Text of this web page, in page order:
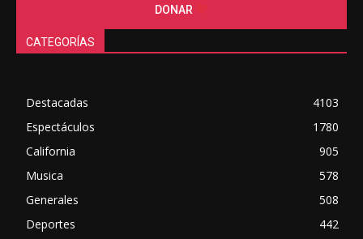
DONAR
CATEGORÍAS
Destacadas
4103
Espectáculos
1780
California
905
Musica
578
Generales
508
Deportes
442